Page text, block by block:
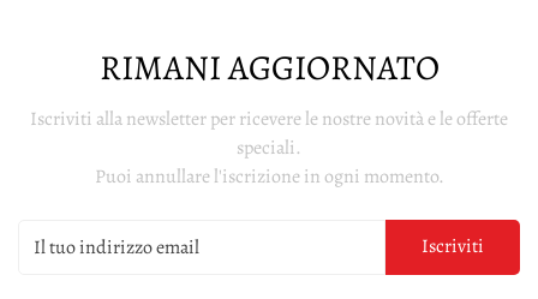
RIMANI AGGIORNATO
Iscriviti alla newsletter per ricevere le nostre novità e le offerte
speciali.
Puoi annullare l'iscrizione in ogni momento.
Iscriviti